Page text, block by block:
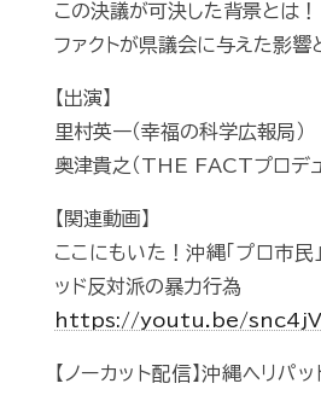
この決議が可決した背景とは！
ファクトが県議会に与えた影響
【出演】
里村英一（幸福の科学広報局）
奥津貴之（THE FACTプロデュ
【関連動画】
ここにもいた！沖縄「プロ市民
ッド反対派の暴力行為
https://youtu.be/
【ノーカット配信】沖縄ヘリパ